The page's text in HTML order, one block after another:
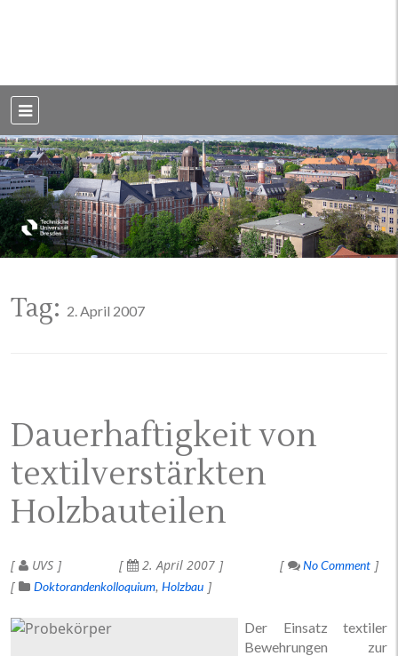
Dresden
Tag: 2. April 2007
Dauerhaftigkeit von
textilverstärkten
Holzbauteilen
UVS 2. April 2007
No Comment
Doktorandenkolloquium Holzbau
Der Einsatz textiler
Bewehrungen zur